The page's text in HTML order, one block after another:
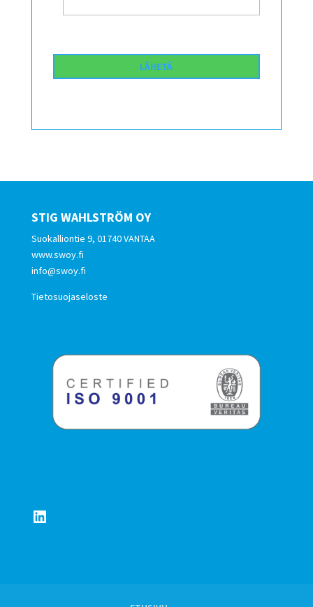
STIG WAHLSTRÖM OY
Suokalliontie 9, 01740 VANTAA
www.swoy.fi
info@swoy.fi
Tietosuojaseloste
LinkedIn